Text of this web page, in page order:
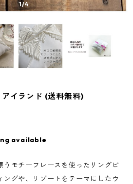
1/4
アイランド (送料無料)
available
うモチーフレースを使ったリングピ
ングや、リゾートをテーマにしたウ